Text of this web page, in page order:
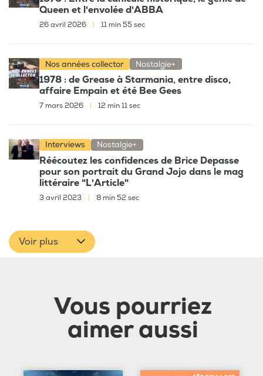
Queen et l'envolée d'ABBA
26 avril 2026 11 min 55 sec
Nos années collector Nostalgie+
1978 : de Grease à Starmania, entre disco,
affaire Empain et été Bee Gees
7 mars 2026 12 min 11 sec
Interviews Nostalgie+
Réécoutez les confidences de Brice Depasse
pour son portrait du Grand Jojo dans le mag
littéraire "L'Article"
3 avril 2023 | 8 min 52 sec
Voir plus
Vous pourriez
aimer aussi